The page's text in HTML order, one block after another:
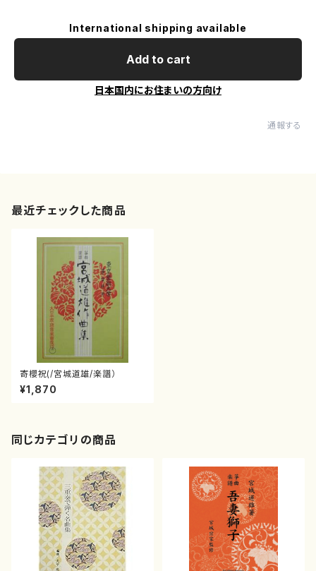
International shipping available
Add to cart
日本国内にお住まいの方向け
通報する
最近チェックした商品
寄櫻祝(/宮城道雄/楽譜）
¥1,870
同じカテゴリの商品